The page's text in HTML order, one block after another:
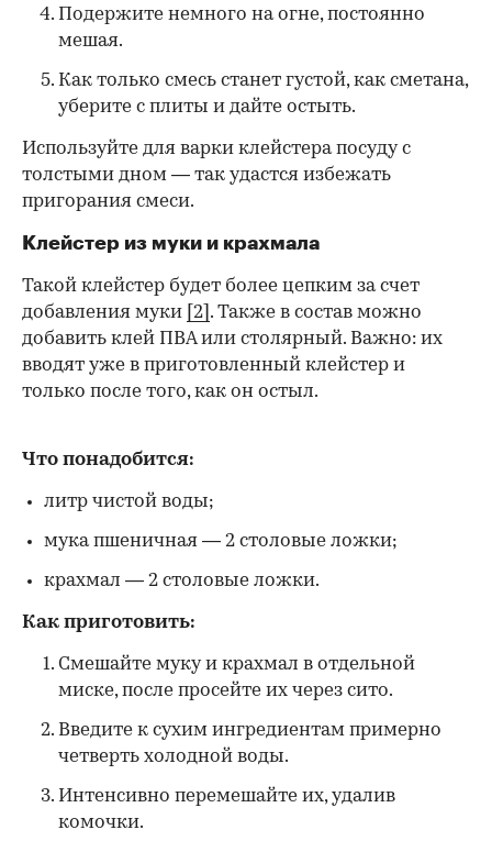
Подержите немного на огне, постоянно
мешая.
Как только смесь станет густой, как сметана,
уберите с плиты и дайте остыть.
Используйте для варки клейстера посуду с
толстыми дном — так удастся избежать
пригорания смеси.
Клейстер из муки и крахмала
Такой клейстер будет более цепким за счет
добавления муки [2] . Также в состав можно
добавить клей ПВА или столярный. Важно: их
вводят уже в приготовленный клейстер и
только после того, как он остыл.
Что понадобится:
литр чистой воды;
мука пшеничная — 2 столовые ложки;
крахмал — 2 столовые ложки.
Как приготовить:
Смешайте муку и крахмал в отдельной
миске, после просейте их через сито.
Введите к сухим ингредиентам примерно
четверть холодной воды.
Интенсивно перемешайте их, удалив
комочки.